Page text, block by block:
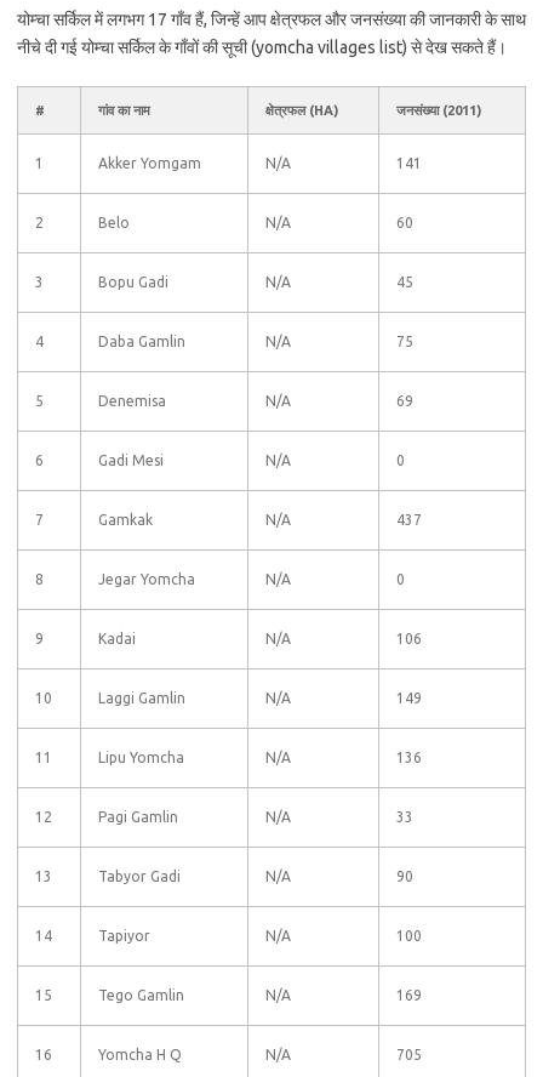
योम्चा सर्किल में लगभग 17 गाँव हैं, जिन्हें आप क्षेत्रफल और जनसंख्या की जानकारी के साथ
नीचे दी गई योम्चा सर्किल के गाँवों की सूची (yomcha villages list) से देख सकते हैं।
# गांव का नाम क्षेत्रफल (HA) जनसंख्या (2011)
1 Akker Yomgam N/A 141
2 Belo N/A 60
3 Bopu Gadi N/A 45
4 Daba Gamlin N/A 75
5 Denemisa N/A 69
6 Gadi Mesi N/A 0
7 Gamkak N/A 437
8 Jegar Yomcha N/A 0
9 Kadai N/A 106
10 Laggi Gamlin N/A 149
11 Lipu Yomcha N/A 136
12 Pagi Gamlin N/A 33
13 Tabyor Gadi N/A 90
14 Tapiyor N/A 100
15 Tego Gamlin N/A 169
16 Yomcha H Q N/A 705